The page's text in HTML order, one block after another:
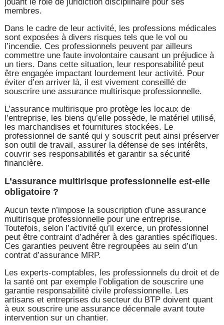
jouant le rôle de juridiction disciplinaire pour ses
membres.
Dans le cadre de leur activité, les professions médicales
sont exposées à divers risques tels que le vol ou
l’incendie. Ces professionnels peuvent par ailleurs
commettre une faute involontaire causant un préjudice à
un tiers. Dans cette situation, leur responsabilité peut
être engagée impactant lourdement leur activité. Pour
éviter d’en arriver là, il est vivement conseillé de
souscrire une assurance multirisque professionnelle.
L’assurance multirisque pro protège les locaux de
l’entreprise, les biens qu’elle possède, le matériel utilisé,
les marchandises et fournitures stockées. Le
professionnel de santé qui y souscrit peut ainsi préserver
son outil de travail, assurer la défense de ses intérêts,
couvrir ses responsabilités et garantir sa sécurité
financière.
L’assurance multirisque professionnelle est-elle
obligatoire ?
Aucun texte n’impose la souscription d’une assurance
multirisque professionnelle pour une entreprise.
Toutefois, selon l’activité qu’il exerce, un professionnel
peut être contraint d’adhérer à des garanties spécifiques.
Ces garanties peuvent être regroupées au sein d’un
contrat d’assurance MRP.
Les experts-comptables, les professionnels du droit et de
la santé ont par exemple l’obligation de souscrire une
garantie responsabilité civile professionnelle. Les
artisans et entreprises du secteur du BTP doivent quant
à eux souscrire une assurance décennale avant toute
intervention sur un chantier.